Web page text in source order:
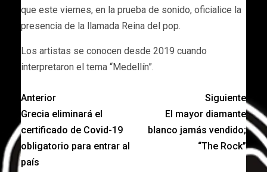
que este viernes, en la prueba de sonido, oficialice la
presencia de la llamada Reina del pop.
Los artistas se conocen desde 2019 cuando
interpretaron el tema “Medellín”.
Anterior
Grecia eliminará el
certificado de Covid-19
obligatorio para entrar al
país
Siguiente
El mayor diamante
blanco jamás vendido;
“The Rock”